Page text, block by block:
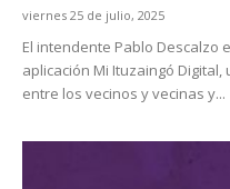
viernes 25 de julio, 2025
El intendente Pablo Descalzo
aplicación Mi Ituzaingó
entre los vecinos y vecinas y...